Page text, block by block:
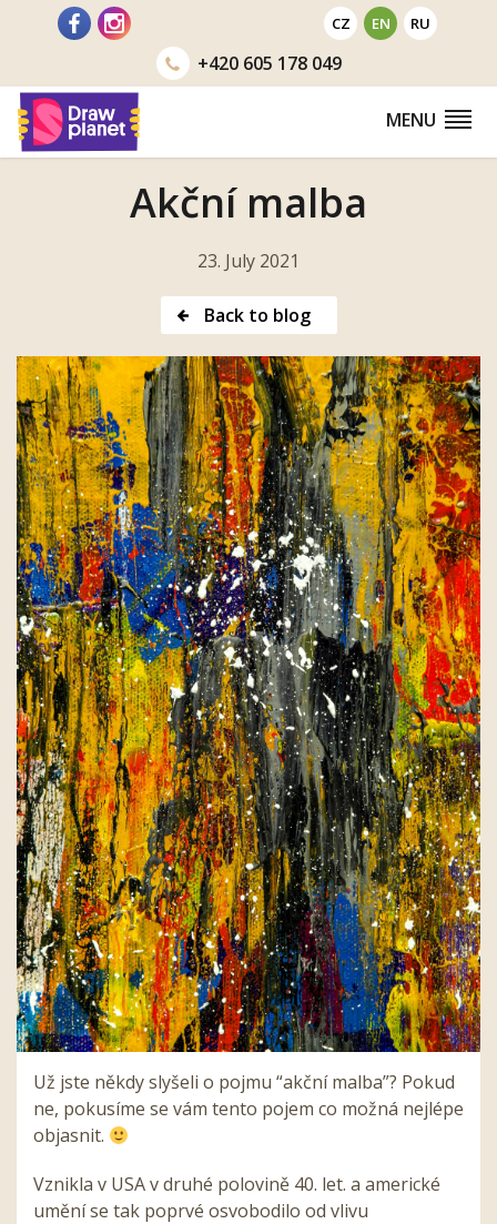
CZ EN RU
+420605 178 049
MENU
Akční malba
23. July 2021
Back to blog
Už jste někdy slyšeli o pojmu “akční malba”? Pokud
ne, pokusíme se vám tento pojem co možná nejlépe
objasnit.
Vznikla v USA v druhé polovině 40. let. a americké
umění se tak poprvé osvobodilo od vlivu